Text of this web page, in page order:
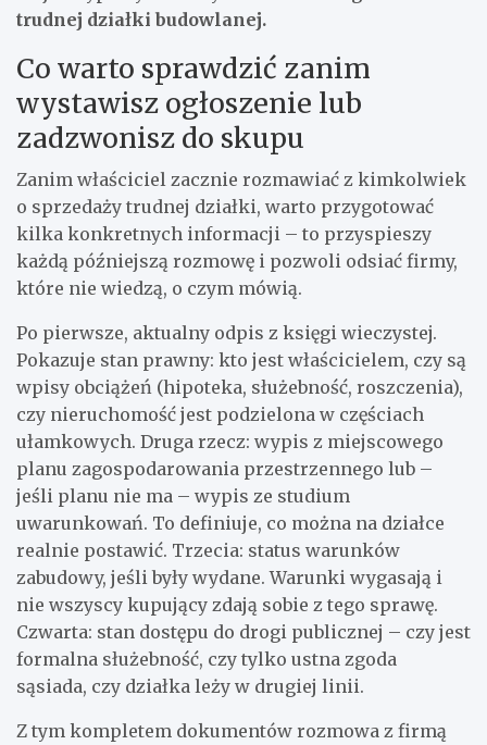
trudnej działki budowlanej.
Co warto sprawdzić zanim
wystawisz ogłoszenie lub
zadzwonisz do skupu
Zanim właściciel zacznie rozmawiać z kimkolwiek
o sprzedaży trudnej działki, warto przygotować
kilka konkretnych informacji – to przyspieszy
każdą późniejszą rozmowę i pozwoli odsiać firmy,
które nie wiedzą, o czym mówią.
Po pierwsze, aktualny odpis z księgi wieczystej.
Pokazuje stan prawny: kto jest właścicielem, czy są
wpisy obciążeń (hipoteka, służebność, roszczenia),
czy nieruchomość jest podzielona w częściach
ułamkowych. Druga rzecz: wypis z miejscowego
planu zagospodarowania przestrzennego lub –
jeśli planu nie ma – wypis ze studium
uwarunkowań. To definiuje, co można na działce
realnie postawić. Trzecia: status warunków
zabudowy, jeśli były wydane. Warunki wygasają i
nie wszyscy kupujący zdają sobie z tego sprawę.
Czwarta: stan dostępu do drogi publicznej – czy jest
formalna służebność, czy tylko ustna zgoda
sąsiada, czy działka leży w drugiej linii.
Z tym kompletem dokumentów rozmowa z firmą